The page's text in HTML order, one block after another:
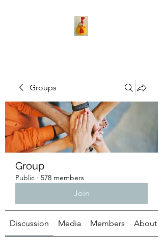
Groups
Group
Public · 578 members
Join
Discussion Media Members About